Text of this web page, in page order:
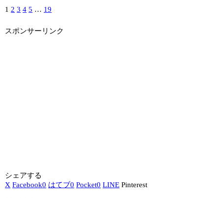
1 2 3 4 5 … 19
スポンサーリンク
シェアする
X Facebook0 はてブ0 Pocket0 LINE Pinterest